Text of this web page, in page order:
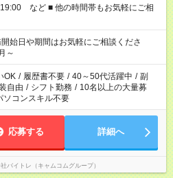
間帯もお気軽にご相
日や期間はお気軽にご相談くださ
～
OK / 履歴書不要 / 40～50代活躍中 / 副
自由 / シフト勤務 / 10名以上の大量募
ソコンスキル不要
応募する 詳細へ
バイトレ（キャムコムグループ）